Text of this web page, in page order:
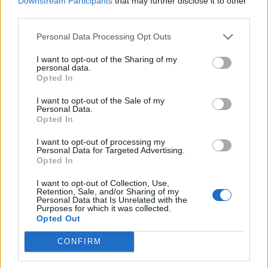
Personal Data Processing Opt Outs
I want to opt-out of the Sharing of my
personal data.
Opted In
I want to opt-out of the Sale of my
Personal Data.
Opted In
I want to opt-out of processing my
Personal Data for Targeted Advertising.
Opted In
I want to opt-out of Collection, Use,
Retention, Sale, and/or Sharing of my
Personal Data that Is Unrelated with the
Purposes for which it was collected.
Opted Out
CONFIRM
Украйна е получила близо 200 млрд.
последните 4 години
06.08.2026 / 09:00